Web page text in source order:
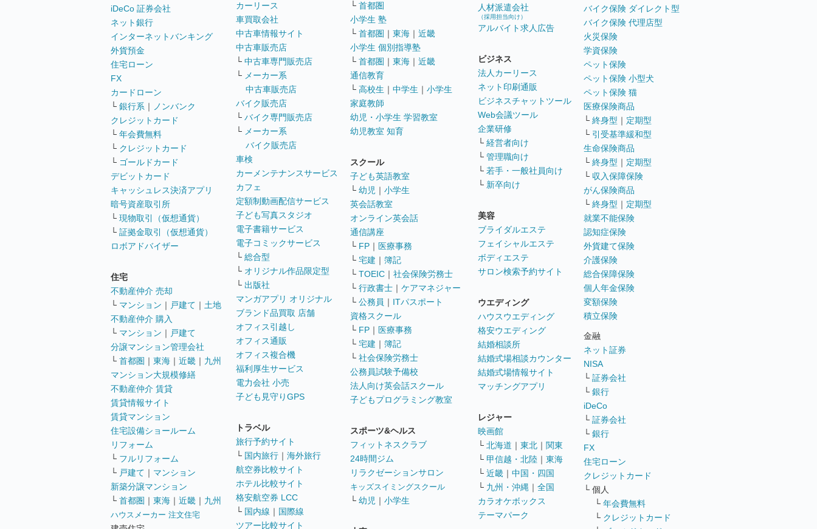
iDeCo 証券会社
ネット銀行
インターネットバンキング
外貨預金
住宅ローン
FX
カードローン
└ 銀行系 ｜
ノンバンク
クレジットカード
└ 年会費無料
└ クレジットカード
└ ゴールドカード
デビットカード
キャッシュレス決済アプリ
暗号資産取引所
└ 現物取引（仮想通貨）
└ 証拠金取引（仮想通貨）
ロボアドバイザー
住宅
不動産仲介 売却
└ マンション ｜ 戸建て ｜ 土地
不動産仲介 購入
└ マンション ｜ 戸建て
分譲マンション管理会社
└ 首都圏 ｜ 東海 ｜ 近畿 ｜ 九州
マンション大規模修繕
不動産仲介 賃貸
賃貸情報サイト
賃貸マンション
住宅設備ショールーム
リフォーム
└ フルリフォーム
└ 戸建て ｜ マンション
新築分譲マンション
└ 首都圏 ｜ 東海 ｜ 近畿 ｜ 九州
ハウスメーカー 注文住宅
カーリース
車買取会社
中古車情報サイト
中古車販売店
└ 中古車専門販売店
└ メーカー系
中古車販売店
バイク販売店
└ バイク専門販売店
└ メーカー系
バイク販売店
車検
カーメンテナンスサービス
カフェ
定額制動画配信サービス
子ども写真スタジオ
電子書籍サービス
電子コミックサービス
└ 総合型
└ オリジナル作品限定型
└ 出版社
マンガアプリ オリジナル
ブランド品買取 店舗
オフィス引越し
オフィス通販
オフィス複合機
福利厚生サービス
電力会社 小売
子ども見守りGPS
トラベル
旅行予約サイト
└ 国内旅行 ｜ 海外旅行
航空券比較サイト
ホテル比較サイト
格安航空券 LCC
└ 国内線 ｜ 国際線
ツアー比較サイト
└ 首都圏
小学生 塾
└ 首都圏 ｜ 東海 ｜ 近畿
小学生 個別指導塾
└ 首都圏 ｜ 東海 ｜ 近畿
通信教育
└ 高校生 ｜ 中学生 ｜ 小学生
家庭教師
幼児・小学生 学習教室
幼児教室 知育
スクール
子ども英語教室
└ 幼児 ｜ 小学生
英会話教室
オンライン英会話
通信講座
└ FP ｜ 医療事務
└ 宅建 ｜ 簿記
└ TOEIC ｜ 社会保険労務士
└ 行政書士 ｜ ケアマネジャー
└ 公務員 ｜ ITパスポート
資格スクール
└ FP ｜ 医療事務
└ 宅建 ｜ 簿記
└ 社会保険労務士
公務員試験予備校
法人向け英会話スクール
子どもプログラミング教室
スポーツ&ヘルス
フィットネスクラブ
24時間ジム
リラクゼーションサロン
キッズスイミングスクール
└ 幼児 ｜ 小学生
人材派遣会社
（採用担当向け）
アルバイト求人広告
ビジネス
法人カーリース
ネット印刷通販
ビジネスチャットツール
Web会議ツール
企業研修
└ 経営者向け
└ 管理職向け
└ 若手・一般社員向け
└ 新卒向け
美容
ブライダルエステ
フェイシャルエステ
ボディエステ
サロン検索予約サイト
ウエディング
ハウスウエディング
格安ウエディング
結婚相談所
結婚式場相談カウンター
結婚式場情報サイト
マッチングアプリ
レジャー
映画館
└ 北海道 ｜ 東北 ｜ 関東
└ 甲信越・北陸 ｜ 東海
└ 近畿 ｜ 中国・四国
└ 九州・沖縄 ｜ 全国
カラオケボックス
テーマパーク
バイク保険 ダイレクト型
バイク保険 代理店型
火災保険
学資保険
ペット保険
ペット保険 小型犬
ペット保険 猫
医療保険商品
└ 終身型 ｜ 定期型
└ 引受基準緩和型
生命保険商品
└ 終身型 ｜ 定期型
└ 収入保障保険
がん保険商品
└ 終身型 ｜ 定期型
就業不能保険
認知症保険
外貨建て保険
介護保険
総合保障保険
個人年金保険
変額保険
積立保険
金融
ネット証券
NISA
└ 証券会社
└ 銀行
iDeCo
└ 証券会社
└ 銀行
FX
住宅ローン
クレジットカード
└ 個人
└ 年会費無料
└ クレジットカード